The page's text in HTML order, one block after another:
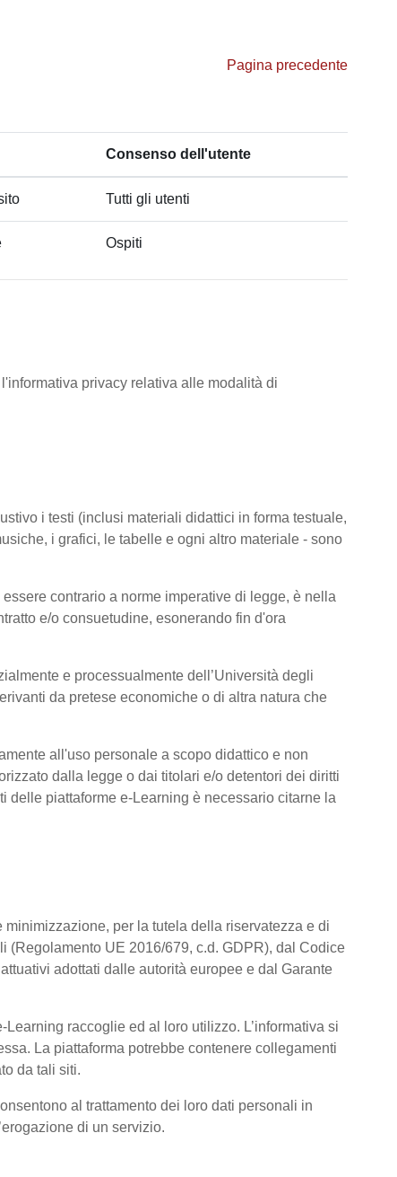
Pagina precedente
Consenso dell'utente
Tutti gli utenti
Ospiti
privacy relativa alle modalità di
i testi (inclusi materiali didattici in forma testuale,
i grafici, le tabelle e ogni altro materiale - sono
contrario a norme imperative di legge, è nella
e/o consuetudine, esonerando fin d'ora
e processualmente dell’Università degli
da pretese economiche o di altra natura che
all'uso personale a scopo didattico e non
dalla legge o dai titolari e/o detentori dei diritti
delle piattaforme e-Learning è necessario citarne la
per la tutela della riservatezza e di
(Regolamento UE 2016/679, c.d. GDPR), dal Codice
adottati dalle autorità europee e dal Garante
raccoglie ed al loro utilizzo. L’informativa si
La piattaforma potrebbe contenere collegamenti
da tali siti.
al trattamento dei loro dati personali in
di un servizio.